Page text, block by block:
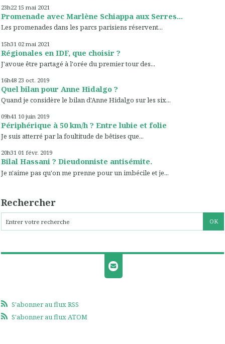
23h22 15 mai 2021
Promenade avec Marlène Schiappa aux Serres...
Les promenades dans les parcs parisiens réservent...
15h31 02 mai 2021
Régionales en IDF, que choisir ?
J'avoue être partagé à l'orée du premier tour des...
16h48 23 oct. 2019
Quel bilan pour Anne Hidalgo ?
Quand je considère le bilan d'Anne Hidalgo sur les six...
09h41 10 juin 2019
Périphérique à 50 km/h ? Entre lubie et folie
Je suis atterré par la foultitude de bêtises que...
20h31 01 févr. 2019
Bilal Hassani ? Dieudonniste antisémite.
Je n'aime pas qu'on me prenne pour un imbécile et je...
Rechercher
S'abonner au flux RSS
S'abonner au flux ATOM